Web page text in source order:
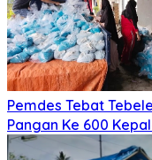
Pemdes Tebat
Pangan Ke 600